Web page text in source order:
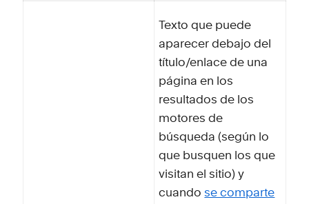
Texto que puede
aparecer debajo del
título/enlace de una
página en los
resultados de los
motores de
búsqueda (según lo
que busquen los que
visitan el sitio) y
cuandose comparte